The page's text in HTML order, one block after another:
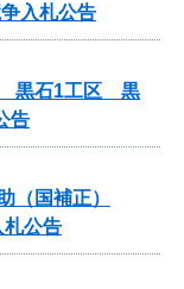
入札公告
黒石1工区 黒
告
（国補正）
札公告